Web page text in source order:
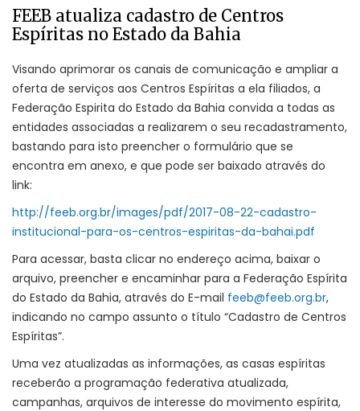
FEEB atualiza cadastro de Centros
Espíritas no Estado da Bahia
Visando aprimorar os canais de comunicação e ampliar a
oferta de serviços aos Centros Espíritas a ela filiados, a
Federação Espirita do Estado da Bahia convida a todas as
entidades associadas a realizarem o seu recadastramento,
bastando para isto preencher o formulário que se
encontra em anexo, e que pode ser baixado através do
link:
http://feeb.org.br/images/pdf/2017-08-22-cadastro-
institucional-para-os-centros-espiritas-da-bahai.pdf
Para acessar, basta clicar no endereço acima, baixar o
arquivo, preencher e encaminhar para a Federação Espírita
do Estado da Bahia, através do E-mail feeb@feeb.org.br,
indicando no campo assunto o título “Cadastro de Centros
Espíritas”.
Uma vez atualizadas as informações, as casas espíritas
receberão a programação federativa atualizada,
campanhas, arquivos de interesse do movimento espírita,